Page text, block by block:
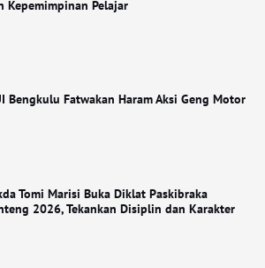
Kepemimpinan Pelajar
Bengkulu Fatwakan Haram Aksi Geng Motor
Tomi Marisi Buka Diklat Paskibraka
2026, Tekankan Disiplin dan Karakter